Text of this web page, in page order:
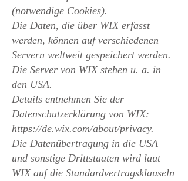
(notwendige Cookies).
Die Daten, die über WIX erfasst
werden, können auf verschiedenen
Servern weltweit gespeichert werden.
Die Server von WIX stehen u. a. in
den USA.
Details entnehmen Sie der
Datenschutzerklärung von WIX:
https://de.wix.com/about/privacy.
Die Datenübertragung in die USA
und sonstige Drittstaaten wird laut
WIX auf die Standardvertragsklauseln